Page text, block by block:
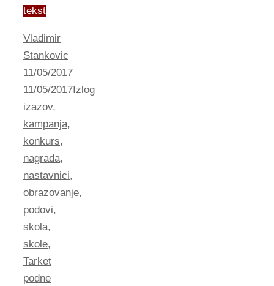
tekst
Vladimir
Stankovic
11/05/2017
11/05/2017Izlog
izazov,
kampanja,
konkurs,
nagrada,
nastavnici,
obrazovanje,
podovi,
skola,
skole,
Tarket
podne